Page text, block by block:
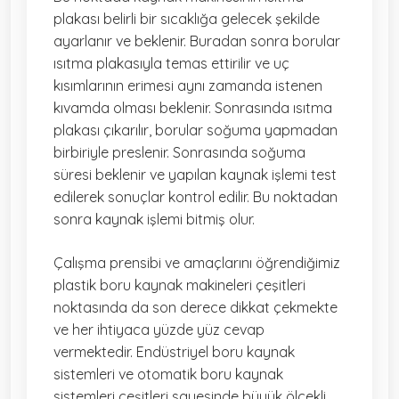
plakası belirli bir sıcaklığa gelecek şekilde
ayarlanır ve beklenir. Buradan sonra borular
ısıtma plakasıyla temas ettirilir ve uç
kısımlarının erimesi aynı zamanda istenen
kıvamda olması beklenir. Sonrasında ısıtma
plakası çıkarılır, borular soğuma yapmadan
birbiriyle preslenir. Sonrasında soğuma
süresi beklenir ve yapılan kaynak işlemi test
edilerek sonuçlar kontrol edilir. Bu noktadan
sonra kaynak işlemi bitmiş olur.
Çalışma prensibi ve amaçlarını öğrendiğimiz
plastik boru kaynak makineleri çeşitleri
noktasında da son derece dikkat çekmekte
ve her ihtiyaca yüzde yüz cevap
vermektedir. Endüstriyel boru kaynak
sistemleri ve otomatik boru kaynak